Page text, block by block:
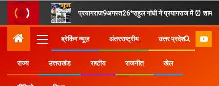
प्रयागराज9अगस्त26*राहुल गांधी ने प्रयागराज में ⏰ शाम
ब्रेकिंग न्यूज़ अंतरराष्ट्रीय उत्तर प्रदेश
राज्य उत्तराखंड राष्टीय राजनीत खेल